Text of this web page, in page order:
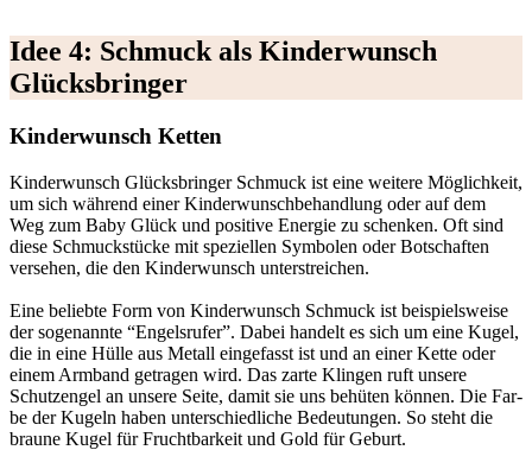
Idee 4: Schmuck als Kin­der­wunsch
Glücks­brin­ger
Kin­der­wunsch Ket­ten
Kin­der­wunsch Glücks­brin­ger Schmuck ist eine wei­te­re Mög­lich­keit,
um sich wäh­rend einer Kin­der­wunsch­be­hand­lung oder auf dem
Weg zum Baby Glück und posi­ti­ve Ener­gie zu schen­ken. Oft sind
die­se Schmuck­stü­cke mit spe­zi­el­len Sym­bo­len oder Bot­schaf­ten
ver­se­hen, die den Kin­der­wunsch unter­strei­chen.
Eine belieb­te Form von Kin­der­wunsch Schmuck ist bei­spiels­wei­se
der soge­nann­te “Engels­ru­fer”. Dabei han­delt es sich um eine Kugel,
die in eine Hül­le aus Metall ein­ge­fasst ist und an einer Ket­te oder
einem Arm­band getra­gen wird. Das zar­te Klin­gen ruft unse­re
Schutz­en­gel an unse­re Sei­te, damit sie uns behü­ten kön­nen. Die Far­
be der Kugeln haben unter­schied­li­che Bedeu­tun­gen. So steht die
brau­ne Kugel für Frucht­bar­keit und Gold für Geburt.